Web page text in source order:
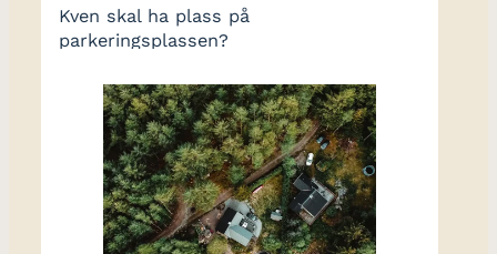
Kven skal ha plass på
parkeringsplassen?